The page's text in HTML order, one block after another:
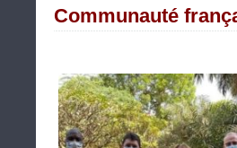
Communauté